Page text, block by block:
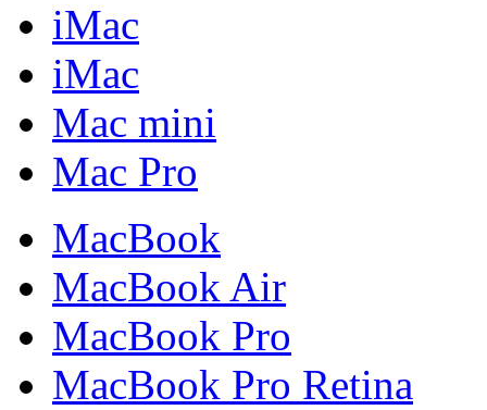
iMac
iMac
Mac mini
Mac Pro
MacBook
MacBook Air
MacBook Pro
MacBook Pro Retina